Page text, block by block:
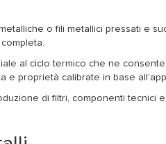
o fili metallici pressati e
al ciclo termico che ne
proprietà calibrate in base
di filtri, componenti tecnici